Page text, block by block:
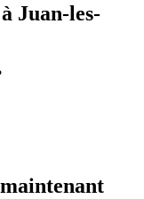
Juan-les-